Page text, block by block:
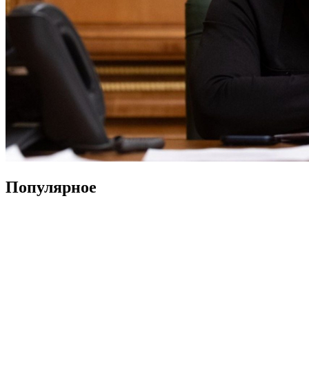
Популярное